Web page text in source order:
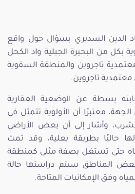
الدين السديري بسؤال حول واقع
بكل من البحيرة الجبلية واد الكحل
تاجروين والمنطقة السقوية
تاجروين.
بسطة عن الوضعية العقارية
معتبرًا أن الأولوية تتمثل في
وأشار إلى أن بعض الأراضي
حاليًا بطريقة بعلية، وقد تمت
حتى تستغل بصفة مثلى كمنطقة
المناطق سيتم دراستها حالة
وفق الإمكانيات المتاحة.